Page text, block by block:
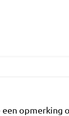
opmerking